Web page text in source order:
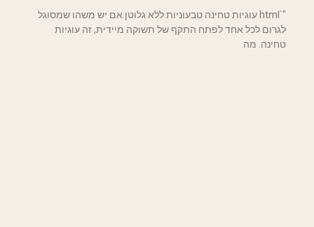
"`html עוגיות טחינה טבעוניות ללא גלוטן אם יש משהו שמסוגל
לגרום לכל אחד לפתח התקף של תשוקה מיידית, זה עוגיות
טחינה. מה